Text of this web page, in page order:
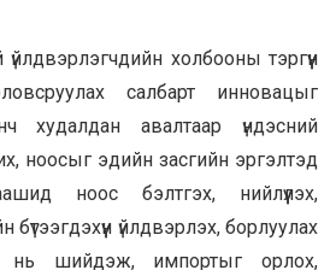
үйлдвэрлэгчдийн холбооны тэргүүн
салбарт инновацыг
худалдан авалтаар үндэсний
ноосыг эдийн засгийн эргэлтэд
ноос бэлтгэх, нийлүүлэх,
үйлдвэрлэх, борлуулах
нь шийдэж, импортыг орлох,